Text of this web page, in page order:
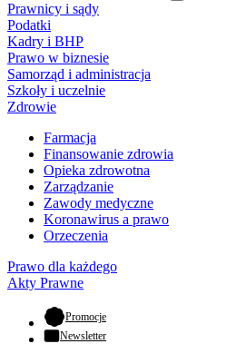
Prawnicy i sądy
Podatki
Kadry i BHP
Prawo w biznesie
Samorząd i administracja
Szkoły i uczelnie
Zdrowie
Farmacja
Finansowanie zdrowia
Opieka zdrowotna
Zarządzanie
Zawody medyczne
Koronawirus a prawo
Orzeczenia
Prawo dla każdego
Akty Prawne
Promocje- otwiera się w nowej karcie
Newsletter